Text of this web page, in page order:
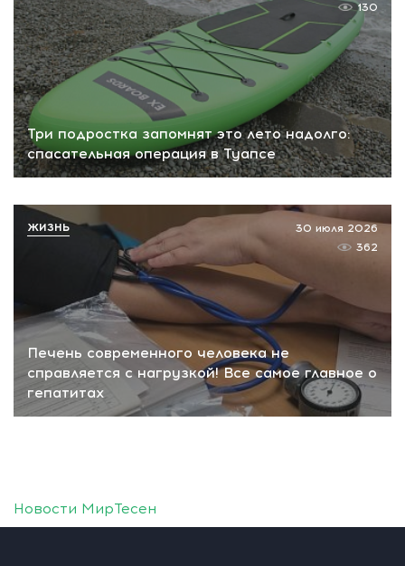
Три подростка запомнят это лето надолго:
спасательная операция в Туапсе
130
Печень современного человека не
справляется с нагрузкой! Все самое главное о
гепатитах
30 июля 2026
362
ЖИЗНЬ
Новости МирТесен